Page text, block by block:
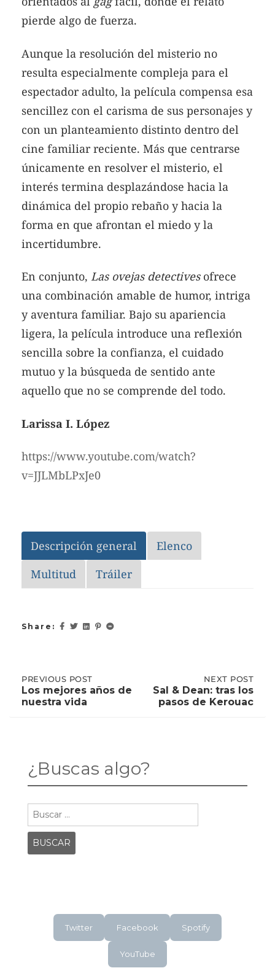
pierde algo de fuerza.
Aunque la resolución del misterio no
resulta especialmente compleja para el
espectador adulto, la película compensa esa
sencillez con el carisma de sus personajes y
con un planteamiento distinto dentro del
cine familiar reciente. Más que centrarse
únicamente en resolver el misterio, el
interés termina desplazándose hacia la
dinámica del propio rebaño y hacia la
forma en que afrontan el miedo y la
incertidumbre.
En conjunto, Las ovejas detectivesofrece
una combinación amable de humor, intriga
y aventura familiar. Bajo su apariencia
ligera, la película introduce una reflexión
sencilla sobre la confianza, el cuidado
mutuo y la búsqueda de sentido ante
aquello que no se comprende del todo.
Larissa I. López
https://www.youtube.com/watch?
v=JJLMbLPxJe0
Descripción general
Elenco
Multitud
Tráiler
Share:
Post
PREVIOUS
POST:
LOS
MEJORES
PREVIOUS POST
Los mejores años de
nuestra vida
POST:
KEROUAC
NEXT POST
Sal & Dean: tras los
pasos de Kerouac
¿Buscas algo?
Twitter Facebook Spotify
YouTube